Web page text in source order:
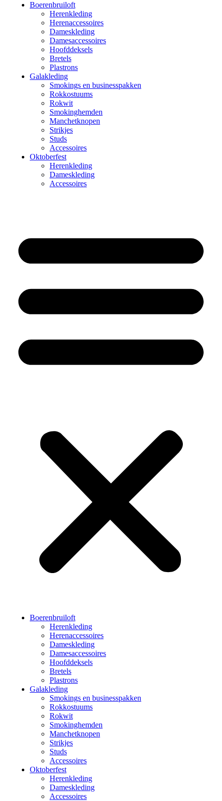
Boerenbruiloft
Herenkleding
Herenaccessoires
Dameskleding
Damesaccessoires
Hoofddeksels
Bretels
Plastrons
Galakleding
Smokings en businesspakken
Rokkostuums
Rokwit
Smokinghemden
Manchetknopen
Strikjes
Studs
Accessoires
Oktoberfest
Herenkleding
Dameskleding
Accessoires
Boerenbruiloft
Herenkleding
Herenaccessoires
Dameskleding
Damesaccessoires
Hoofddeksels
Bretels
Plastrons
Galakleding
Smokings en businesspakken
Rokkostuums
Rokwit
Smokinghemden
Manchetknopen
Strikjes
Studs
Accessoires
Oktoberfest
Herenkleding
Dameskleding
Accessoires